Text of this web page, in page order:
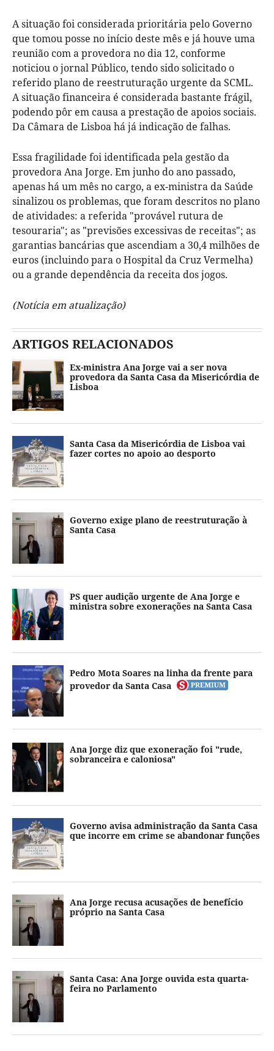
A situação foi considerada prioritária pelo Governo
que tomou posse no início deste mês e já houve uma
reunião com a provedora no dia 12, conforme
noticiou o jornal Público, tendo sido solicitado o
referido plano de reestruturação urgente da SCML.
A situação financeira é considerada bastante frágil,
podendo pôr em causa a prestação de apoios sociais.
Da Câmara de Lisboa há já indicação de falhas.
Essa fragilidade foi identificada pela gestão da
provedora Ana Jorge. Em junho do ano passado,
apenas há um mês no cargo, a ex-ministra da Saúde
sinalizou os problemas, que foram descritos no plano
de atividades: a referida "provável rutura de
tesouraria"; as "previsões excessivas de receitas"; as
garantias bancárias que ascendiam a 30,4 milhões de
euros (incluindo para o Hospital da Cruz Vermelha)
ou a grande dependência da receita dos jogos.
(Notícia em atualização)
ARTIGOS RELACIONADOS
Ex-ministra Ana Jorge vai a ser nova
provedora da Santa Casa da Misericórdia de
Lisboa
Santa Casa da Misericórdia de Lisboa vai
fazer cortes no apoio ao desporto
Governo exige plano de reestruturação à
Santa Casa
PS quer audição urgente de Ana Jorge e
ministra sobre exonerações na Santa Casa
Pedro Mota Soares na linha da frente para
provedor da Santa Casa
Ana Jorge diz que exoneração foi "rude,
sobranceira e caloniosa"
Governo avisa administração da Santa Casa
que incorre em crime se abandonar funções
Ana Jorge recusa acusações de benefício
próprio na Santa Casa
Santa Casa: Ana Jorge ouvida esta quarta-
feira no Parlamento